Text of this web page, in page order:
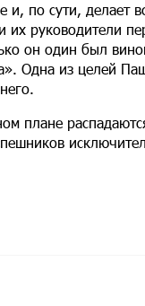
по сути, делает
их руководители
он один был
Одна из целей
плане